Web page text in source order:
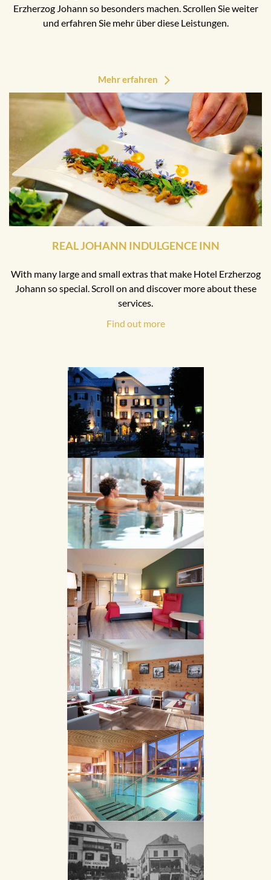
Erzherzog Johann so besonders machen. Scrollen Sie weiter
und erfahren Sie mehr über diese Leistungen.
Mehr erfahren
REAL JOHANN INDULGENCE INN
With many large and small extras that make Hotel Erzherzog
Johann so special. Scroll on and discover more about these
services.
Find out more